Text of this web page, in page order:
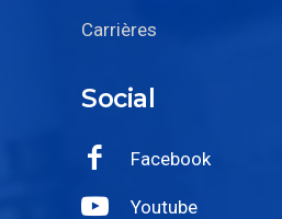
Carrières
Social
Facebook
Youtube